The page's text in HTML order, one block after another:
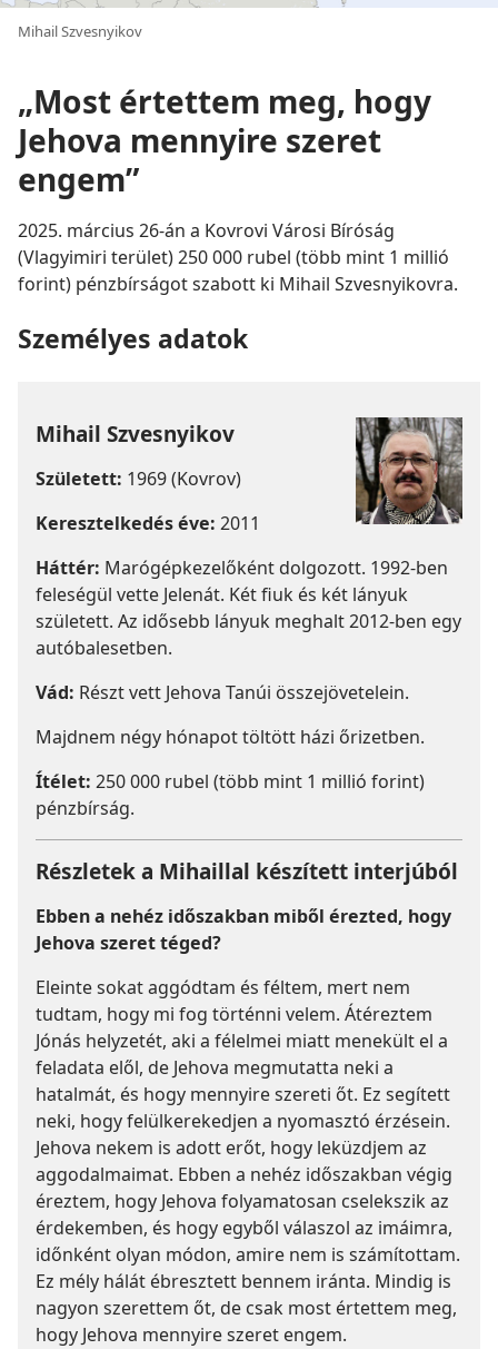
Mihail Szvesnyikov
„Most értettem meg, hogy
Jehova mennyire szeret
engem”
2025. március 26-án a Kovrovi Városi Bíróság
(Vlagyimiri terület) 250 000 rubel (több mint 1 millió
forint) pénzbírságot szabott ki Mihail Szvesnyikovra.
Személyes adatok
Mihail Szvesnyikov
Született: 1969 (Kovrov)
Keresztelkedés éve: 2011
Háttér: Marógépkezelőként dolgozott. 1992-ben
feleségül vette Jelenát. Két fiuk és két lányuk
született. Az idősebb lányuk meghalt 2012-ben egy
autóbalesetben.
Vád: Részt vett Jehova Tanúi összejövetelein.
Majdnem négy hónapot töltött házi őrizetben.
Ítélet: 250 000 rubel (több mint 1 millió forint)
pénzbírság.
Részletek a Mihaillal készített interjúból
Ebben a nehéz időszakban miből érezted, hogy
Jehova szeret téged?
Eleinte sokat aggódtam és féltem, mert nem
tudtam, hogy mi fog történni velem. Átéreztem
Jónás helyzetét, aki a félelmei miatt menekült el a
feladata elől, de Jehova megmutatta neki a
hatalmát, és hogy mennyire szereti őt. Ez segített
neki, hogy felülkerekedjen a nyomasztó érzésein.
Jehova nekem is adott erőt, hogy leküzdjem az
aggodalmaimat. Ebben a nehéz időszakban végig
éreztem, hogy Jehova folyamatosan cselekszik az
érdekemben, és hogy egyből válaszol az imáimra,
időnként olyan módon, amire nem is számítottam.
Ez mély hálát ébresztett bennem iránta. Mindig is
nagyon szerettem őt, de csak most értettem meg,
hogy Jehova mennyire szeret engem.